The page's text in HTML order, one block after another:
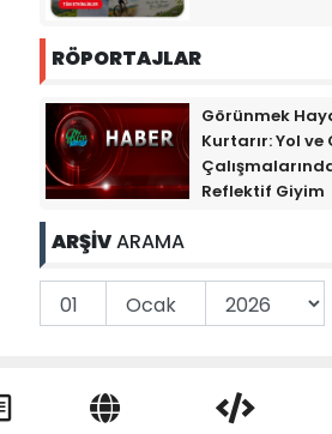
RÖPORTAJLAR
Görünmek
Kurtarır: Yol ve
Reflektif Giyim
ARŞİVARAMA